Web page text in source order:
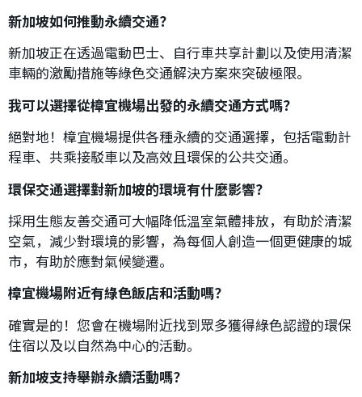
新加坡如何推動永續交通？
新加坡正在透過電動巴士、自行車共享計劃以及使用清潔
車輛的激勵措施等綠色交通解決方案來突破極限。
我可以選擇從樟宜機場出發的永續交通方式嗎？
絕對地！樟宜機場提供各種永續的交通選擇，包括電動計
程車、共乘接駁車以及高效且環保的公共交通。
環保交通選擇對新加坡的環境有什麼影響？
採用生態友善交通可大幅降低溫室氣體排放，有助於清潔
空氣，減少對環境的影響，為每個人創造一個更健康的城
市，有助於應對氣候變遷。
樟宜機場附近有綠色飯店和活動嗎？
確實是的！您會在機場附近找到眾多獲得綠色認證的環保
住宿以及以自然為中心的活動。
新加坡支持舉辦永續活動嗎？